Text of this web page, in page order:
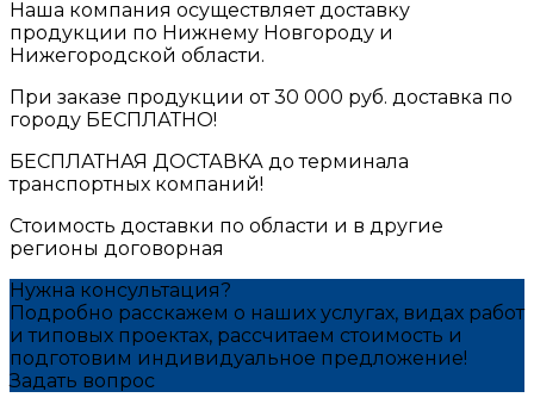
Наша компания осуществляет доставку
продукции по Нижнему Новгороду и
Нижегородской области.
При заказе продукции от 30 000 руб. доставка по
городу БЕСПЛАТНО!
БЕСПЛАТНАЯ ДОСТАВКА до терминала
транспортных компаний!
Стоимость доставки по области и в другие
регионы договорная
Нужна консультация?
Подробно расскажем о наших услугах, видах работ
и типовых проектах, рассчитаем стоимость и
подготовим индивидуальное предложение!
Задать вопрос